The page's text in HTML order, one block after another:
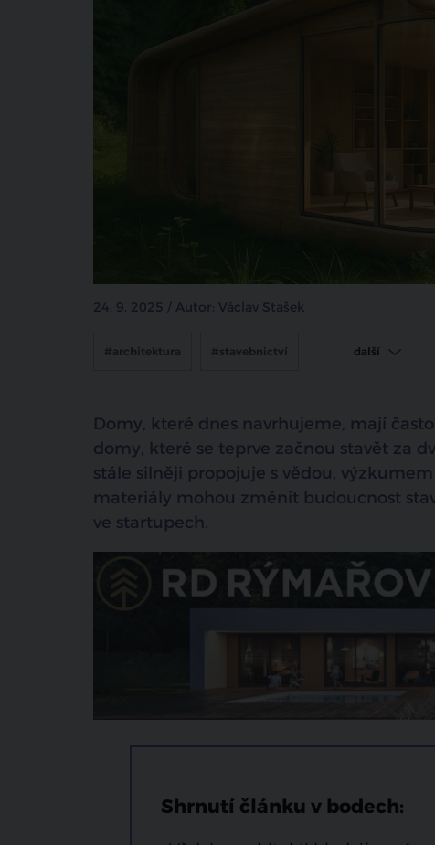
24. 9. 2025 / Autor: Václav Stašek
#architektura #stavebnictví další
Domy, které dnes navrhujeme, mají
domy, které se teprve začnou stavět za
stále silněji propojuje s vědou,
materiály mohou změnit budoucnost
ve startupech.
Shrnutí článku v bodech: